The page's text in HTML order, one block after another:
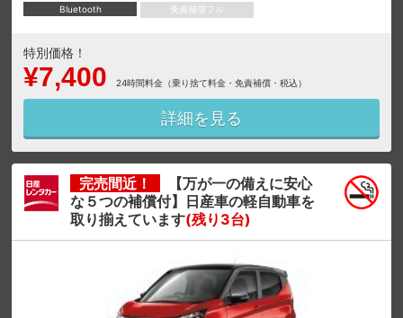
Bluetooth
免責補償フル
特別価格！
¥7,400 24時間料金（乗り捨て料金・免責補償・税込）
詳細を見る
完売間近！
【万が一の備えに安心
な５つの補償付】日産車の軽自動車を
取り揃えています(残り3台)